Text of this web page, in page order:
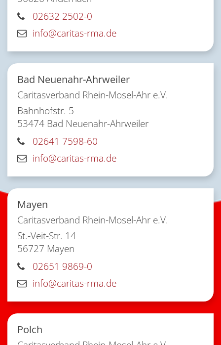
02632 2502-0
info@caritas-rma.de
Bad Neuenahr-Ahrweiler
Caritasverband Rhein-Mosel-Ahr e.V.
Bahnhofstr. 5
53474 Bad Neuenahr-Ahrweiler
02641 7598-60
info@caritas-rma.de
Mayen
Caritasverband Rhein-Mosel-Ahr e.V.
St.-Veit-Str. 14
56727 Mayen
02651 9869-0
info@caritas-rma.de
Polch